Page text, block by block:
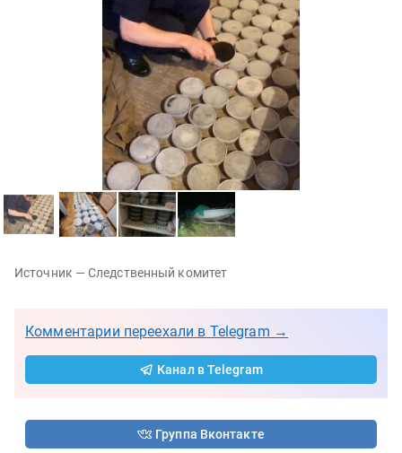
Источник — Следственный комитет
Комментарии переехали в Telegram →
Канал в Telegram
Группа Вконтакте